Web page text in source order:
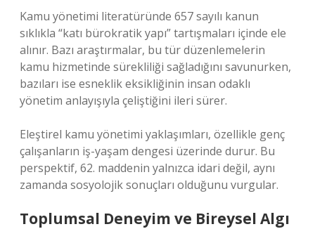
Kamu yönetimi literatüründe 657 sayılı kanun
sıklıkla “katı bürokratik yapı” tartışmaları içinde ele
alınır. Bazı araştırmalar, bu tür düzenlemelerin
kamu hizmetinde sürekliliği sağladığını savunurken,
bazıları ise esneklik eksikliğinin insan odaklı
yönetim anlayışıyla çeliştiğini ileri sürer.
Eleştirel kamu yönetimi yaklaşımları, özellikle genç
çalışanların iş-yaşam dengesi üzerinde durur. Bu
perspektif, 62. maddenin yalnızca idari değil, aynı
zamanda sosyolojik sonuçları olduğunu vurgular.
Toplumsal Deneyim ve Bireysel Algı